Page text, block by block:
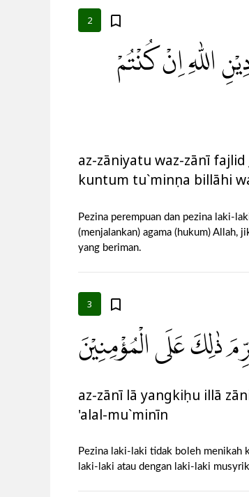
2
اللّٰهِ اِنْ كُنْتُمْ
az-zāniyatu waz-zānī
kuntum tu`minụna billāhi
Pezina perempuan dan pezina laki-
(menjalankan) agama (hukum) Allah,
yang beriman.
3
ذٰلِكَ عَلَى الْمُؤْمِنِيْنَ
az-zānī lā yangkiḥu illā
'alal-mu`minīn
Pezina laki-laki tidak boleh menikah
laki-laki atau dengan laki-laki